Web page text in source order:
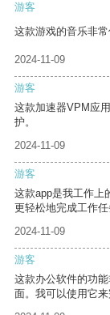
游客
这款游戏的音乐非常
2024-11-09
游客
这款加速器VPM应
护。
2024-11-09
游客
这款app是我工作上
更轻松地完成工作任
2024-11-09
游客
这款办公软件的功
面。我可以使用它